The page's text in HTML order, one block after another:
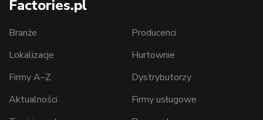
Factories.pl
Branże
Lokalizacje
Firmy A–Z
Aktualności
Producenci
Hurtownie
Dystrybutorzy
Firmy usługowe